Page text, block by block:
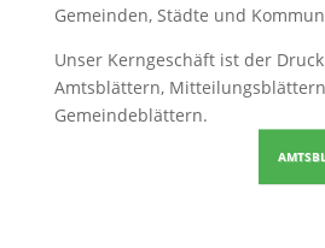
Gemeinden, Städte und
Unser Kerngeschäft ist der
Amtsblättern,
Gemeindeblättern.